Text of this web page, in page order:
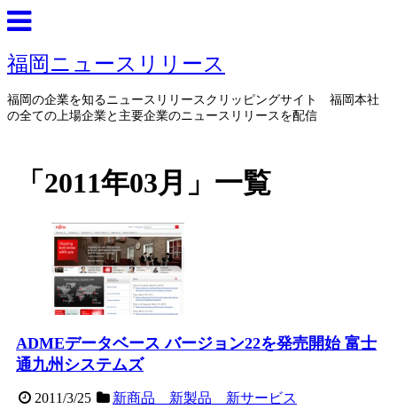
福岡ニュースリリース
福岡の企業を知るニュースリリースクリッピングサイト 福岡本社
の全ての上場企業と主要企業のニュースリリースを配信
「 2011年03月 」 一覧
ADMEデータベース バージョン22を発売開始 富士
通九州システムズ
2011/3/25 新商品 新製品 新サービス